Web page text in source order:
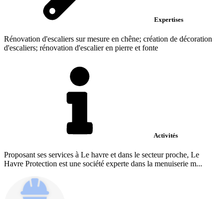
Expertises
Rénovation d'escaliers sur mesure en chêne; création de décoration
d'escaliers; rénovation d'escalier en pierre et fonte
Activités
Proposant ses services à Le havre et dans le secteur proche, Le
Havre Protection est une société experte dans la menuiserie m...